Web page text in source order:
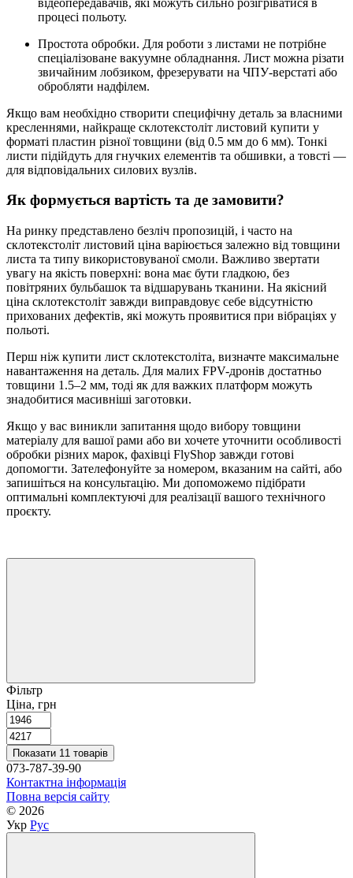
процесі польоту.
Простота обробки. Для роботи з листами не потрібне
спеціалізоване вакуумне обладнання. Лист можна різати
звичайним лобзиком, фрезерувати на ЧПУ-верстаті або
обробляти надфілем.
Якщо вам необхідно створити специфічну деталь за власними
кресленнями, найкраще склотекстоліт листовий купити у
форматі пластин різної товщини (від 0.5 мм до 6 мм). Тонкі
листи підійдуть для гнучких елементів та обшивки, а товсті —
для відповідальних силових вузлів.
Як формується вартість та де замовити?
На ринку представлено безліч пропозицій, і часто на
склотекстоліт листовий ціна варіюється залежно від товщини
листа та типу використовуваної смоли. Важливо звертати
увагу на якість поверхні: вона має бути гладкою, без
повітряних бульбашок та відшарувань тканини. На якісний
ціна склотекстоліт завжди виправдовує себе відсутністю
прихованих дефектів, які можуть проявитися при вібраціях у
польоті.
Перш ніж купити лист склотекстоліта, визначте максимальне
навантаження на деталь. Для малих FPV-дронів достатньо
товщини 1.5–2 мм, тоді як для важких платформ можуть
знадобитися масивніші заготовки.
Якщо у вас виникли запитання щодо вибору товщини
матеріалу для вашої рами або ви хочете уточнити особливості
обробки різних марок, фахівці FlyShop завжди готові
допомогти. Зателефонуйте за номером, вказаним на сайті, або
запишіться на консультацію. Ми допоможемо підібрати
оптимальні комплектуючі для реалізації вашого технічного
проєкту.
Фільтр
Ціна, грн
Показати 11 товарів
073-787-39-90
Контактна інформація
Повна версія сайту
© 2026
Укр Рус